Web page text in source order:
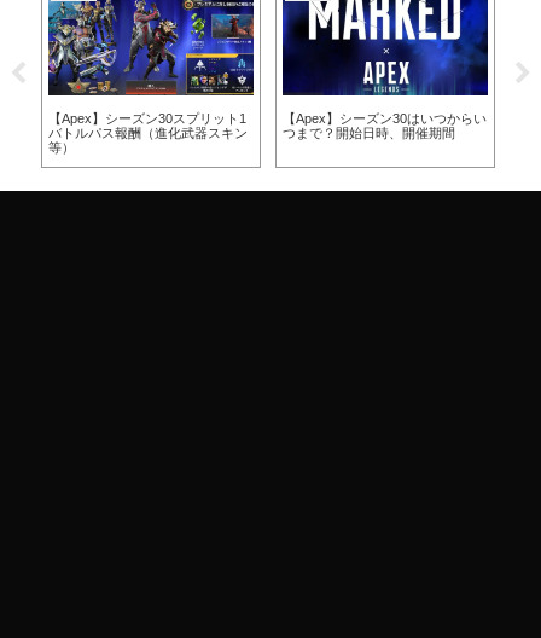
【Apex】シーズン30スプリット1
バトルパス報酬（進化武器スキン
等）
【Apex】シーズン30はいつからい
つまで？開始日時、開催期間